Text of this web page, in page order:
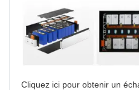
Cliquez ici pour obtenir un